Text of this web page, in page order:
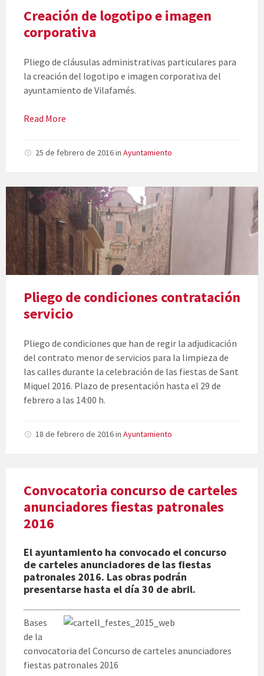
Creación de logotipo e imagen
corporativa
Pliego de cláusulas administrativas particulares para
la creación del logotipo e imagen corporativa del
ayuntamiento de Vilafamés.
Read More
25 de febrero de 2016in Ayuntamiento
Pliego de condiciones contratación
servicio
Pliego de condiciones que han de regir la adjudicación
del contrato menor de servicios para la limpieza de
las calles durante la celebración de las fiestas de Sant
Miquel 2016. Plazo de presentación hasta el 29 de
febrero a las 14:00 h.
18 de febrero de 2016in Ayuntamiento
Convocatoria concurso de carteles
anunciadores fiestas patronales
2016
El ayuntamiento ha convocado el concurso
de carteles anunciadores de las fiestas
patronales 2016. Las obras podrán
presentarse hasta el día 30 de abril.
Bases
de la
convocatoria del Concurso de carteles anunciadores
fiestas patronales 2016